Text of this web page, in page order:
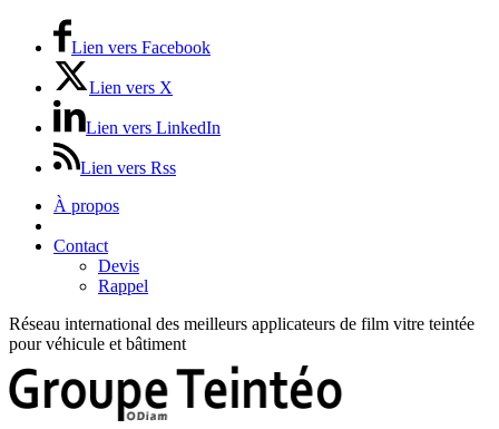
Lien vers Facebook
Lien vers X
Lien vers LinkedIn
Lien vers Rss
À propos
Contact
Devis
Rappel
Réseau international des meilleurs applicateurs de film vitre teintée
pour véhicule et bâtiment